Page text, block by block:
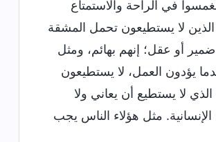
في الراحة والاستمتاع
الذين لا يستطيعون تحمل المشقة
أو عقل؛ إنهم بهائم، ومثل
يؤدون العمل، لا يستطيعون
لا يستطيع أن يعاني ولا
مثل هؤلاء الناس يجب